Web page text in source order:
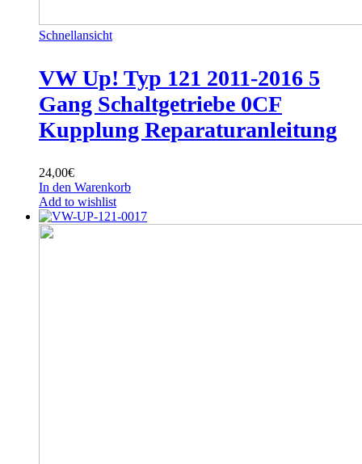
Schnellansicht
VW Up! Typ 121 2011-2016 5
Gang Schaltgetriebe 0CF
Kupplung Reparaturanleitung
24,00€
In den Warenkorb
Add to wishlist